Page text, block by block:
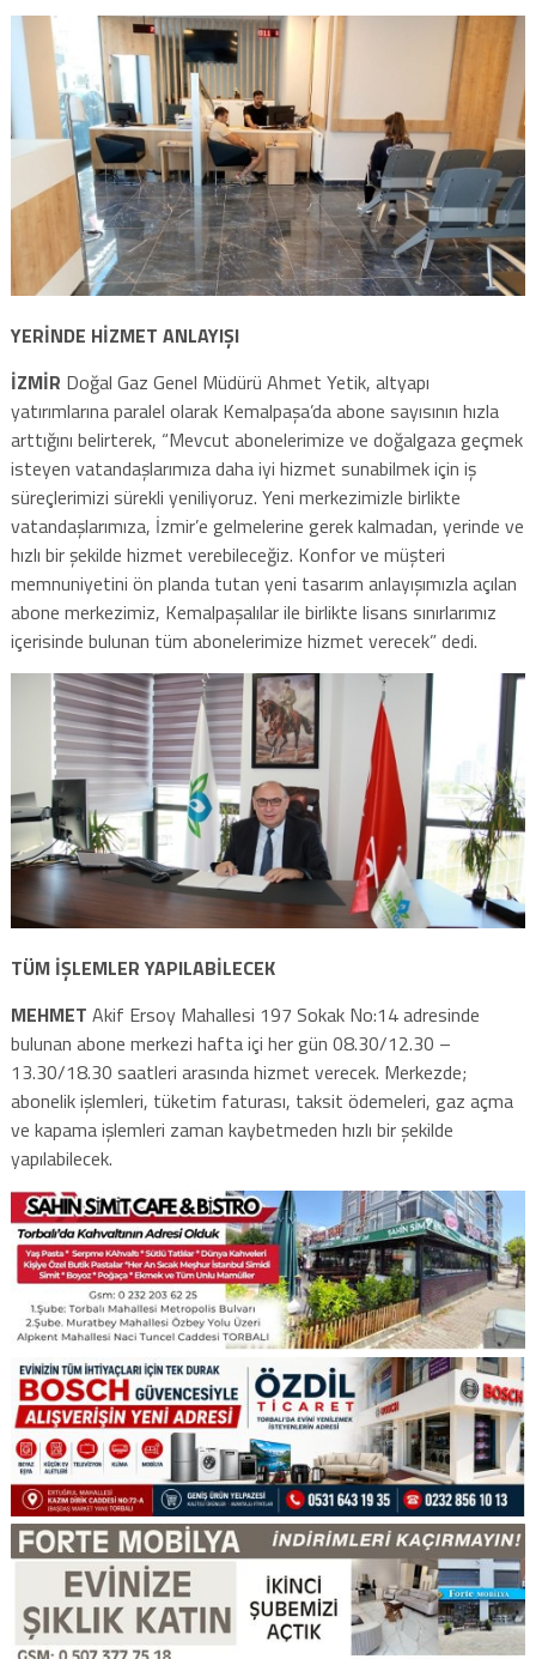
YERİNDE HİZMET ANLAYIŞI
İZMİR Doğal Gaz Genel Müdürü Ahmet Yetik, altyapı
yatırımlarına paralel olarak Kemalpaşa’da abone sayısının hızla
arttığını belirterek, “Mevcut abonelerimize ve doğalgaza geçmek
isteyen vatandaşlarımıza daha iyi hizmet sunabilmek için iş
süreçlerimizi sürekli yeniliyoruz. Yeni merkezimizle birlikte
vatandaşlarımıza, İzmir’e gelmelerine gerek kalmadan, yerinde ve
hızlı bir şekilde hizmet verebileceğiz. Konfor ve müşteri
memnuniyetini ön planda tutan yeni tasarım anlayışımızla açılan
abone merkezimiz, Kemalpaşalılar ile birlikte lisans sınırlarımız
içerisinde bulunan tüm abonelerimize hizmet verecek” dedi.
TÜM İŞLEMLER YAPILABİLECEK
MEHMET Akif Ersoy Mahallesi 197 Sokak No:14 adresinde
bulunan abone merkezi hafta içi her gün 08.30/12.30 –
13.30/18.30 saatleri arasında hizmet verecek. Merkezde;
abonelik işlemleri, tüketim faturası, taksit ödemeleri, gaz açma
ve kapama işlemleri zaman kaybetmeden hızlı bir şekilde
yapılabilecek.